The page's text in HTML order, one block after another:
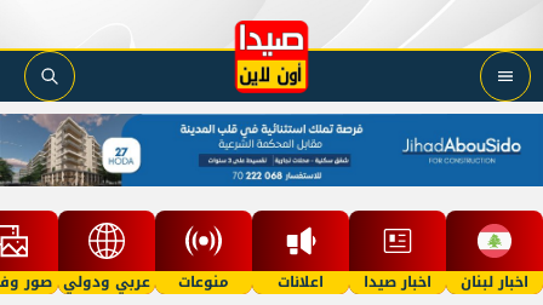
اخبار لبنان اخبار صيدا اعلانات منوعات عربي ودولي صور